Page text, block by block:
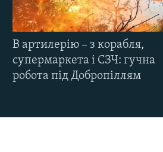
В артилерію – з корабля,
супермаркета і СЗЧ: гучна
робота під Добропіллям